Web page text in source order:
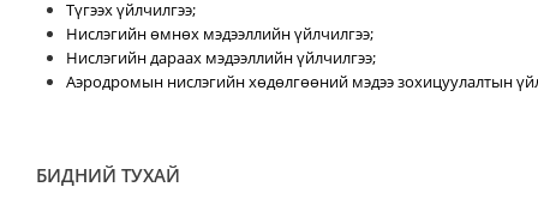
Түгээх үйлчилгээ;
Нислэгийн өмнөх мэдээллийн үйлчилгээ;
Нислэгийн дараах мэдээллийн үйлчилгээ;
Аэродромын нислэгийн хөдөлгөөний мэдээ зохицуулалтын
БИДНИЙ ТУХАЙ